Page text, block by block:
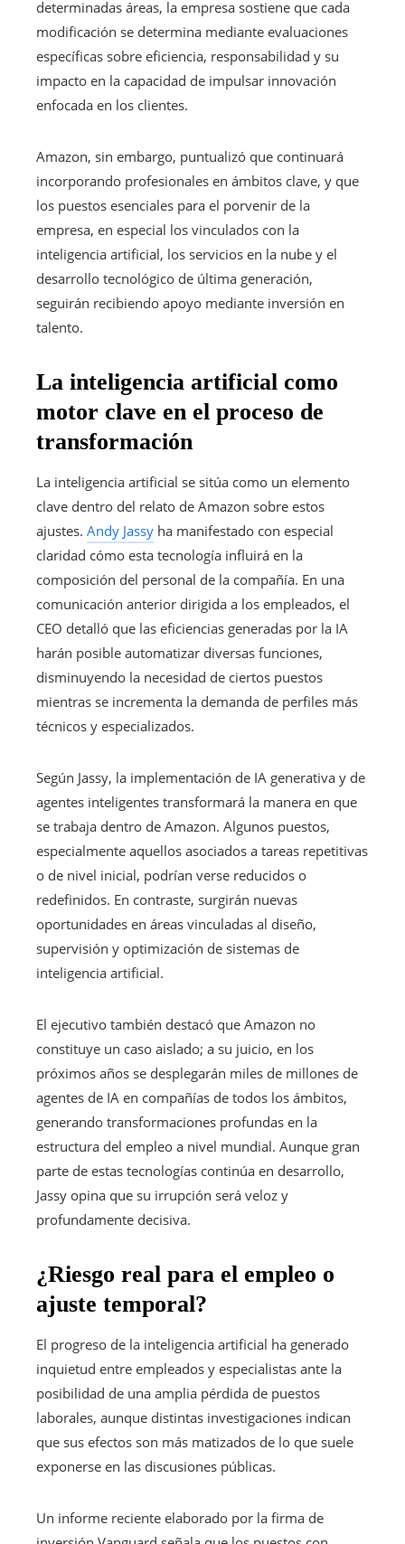
determinadas áreas, la empresa sostiene que cada
modificación se determina mediante evaluaciones
específicas sobre eficiencia, responsabilidad y su
impacto en la capacidad de impulsar innovación
enfocada en los clientes.
Amazon, sin embargo, puntualizó que continuará
incorporando profesionales en ámbitos clave, y que
los puestos esenciales para el porvenir de la
empresa, en especial los vinculados con la
inteligencia artificial, los servicios en la nube y el
desarrollo tecnológico de última generación,
seguirán recibiendo apoyo mediante inversión en
talento.
La inteligencia artificial como
motor clave en el proceso de
transformación
La inteligencia artificial se sitúa como un elemento
clave dentro del relato de Amazon sobre estos
ajustes. Andy Jassy ha manifestado con especial
claridad cómo esta tecnología influirá en la
composición del personal de la compañía. En una
comunicación anterior dirigida a los empleados, el
CEO detalló que las eficiencias generadas por la IA
harán posible automatizar diversas funciones,
disminuyendo la necesidad de ciertos puestos
mientras se incrementa la demanda de perfiles más
técnicos y especializados.
Según Jassy, la implementación de IA generativa y de
agentes inteligentes transformará la manera en que
se trabaja dentro de Amazon. Algunos puestos,
especialmente aquellos asociados a tareas repetitivas
o de nivel inicial, podrían verse reducidos o
redefinidos. En contraste, surgirán nuevas
oportunidades en áreas vinculadas al diseño,
supervisión y optimización de sistemas de
inteligencia artificial.
El ejecutivo también destacó que Amazon no
constituye un caso aislado; a su juicio, en los
próximos años se desplegarán miles de millones de
agentes de IA en compañías de todos los ámbitos,
generando transformaciones profundas en la
estructura del empleo a nivel mundial. Aunque gran
parte de estas tecnologías continúa en desarrollo,
Jassy opina que su irrupción será veloz y
profundamente decisiva.
¿Riesgo real para el empleo o
ajuste temporal?
El progreso de la inteligencia artificial ha generado
inquietud entre empleados y especialistas ante la
posibilidad de una amplia pérdida de puestos
laborales, aunque distintas investigaciones indican
que sus efectos son más matizados de lo que suele
exponerse en las discusiones públicas.
Un informe reciente elaborado por la firma de